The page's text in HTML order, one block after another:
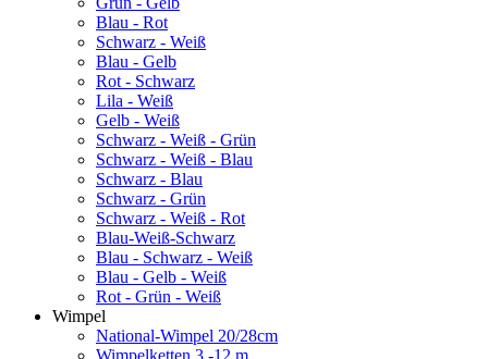
Blau - Rot
Schwarz - Weiß
Blau - Gelb
Rot - Schwarz
Lila - Weiß
Gelb - Weiß
Schwarz - Weiß - Grün
Schwarz - Weiß - Blau
Schwarz - Blau
Schwarz - Grün
Schwarz - Weiß - Rot
Blau-Weiß-Schwarz
Blau - Schwarz - Weiß
Blau - Gelb - Weiß
Rot - Grün - Weiß
Wimpel
National-Wimpel 20/28cm
Wimpelketten 3 -12 m